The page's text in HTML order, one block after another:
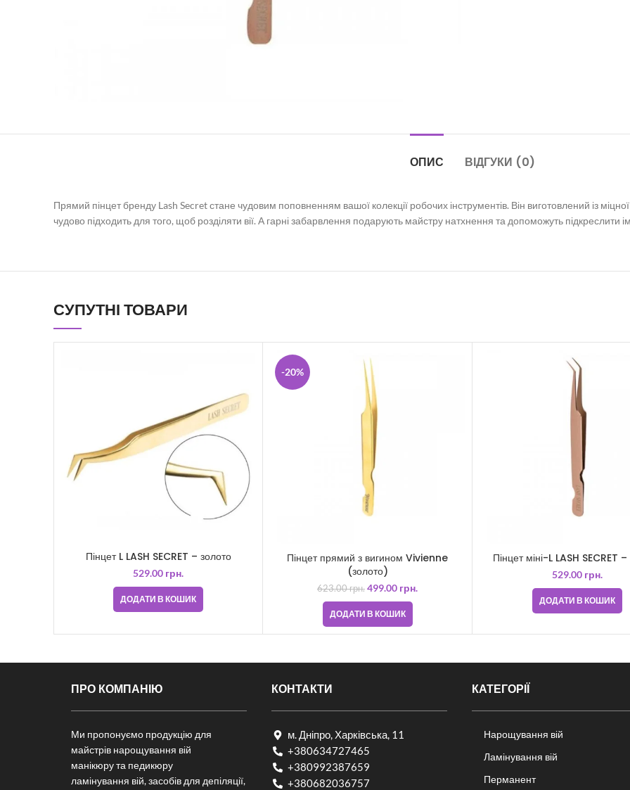
ОПИС ВІДГУКИ (0)
Прямий пінцет бренду Lash Secret стане чудовим поповненням вашої колекції робочих інструментів. Він виготовлений із
чудово підходить для того, щоб розділяти вії. А гарні забарвлення подарують майстру натхнення та допоможуть підкреслити
СУПУТНІ ТОВАРИ
Пінцет L LASH SECRET – золото
529.00 грн.
ДОДАТИ В КОШИК
-20%
Пінцет прямий з вигином Vivienne
(золото)
623.00грн. 499.00 грн.
ДОДАТИ В КОШИК
Пінцет міні-L LASH SECRET
529.00 грн.
ДОДАТИ В КОШИК
ПРО КОМПАНІЮ
Ми пропонуємо продукцію для
майстрів нарощування вій
манікюру та педикюру
ламінування вій, засобів для депіляції,
КОНТАКТИ
м. Дніпро, Харківська, 11
+380634727465
+380992387659
+380682036757​
КАТЕГОРІЇ
Нарощування вій
Ламінування вій
Перманент